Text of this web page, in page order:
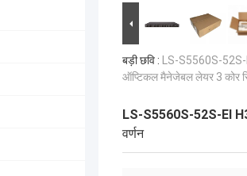
बड़ी छवि : LS-S5560S-52S-
ऑप्टिकल मैनेजेबल लेयर 3 कोर
LS-S5560S-52S-EI
वर्णन